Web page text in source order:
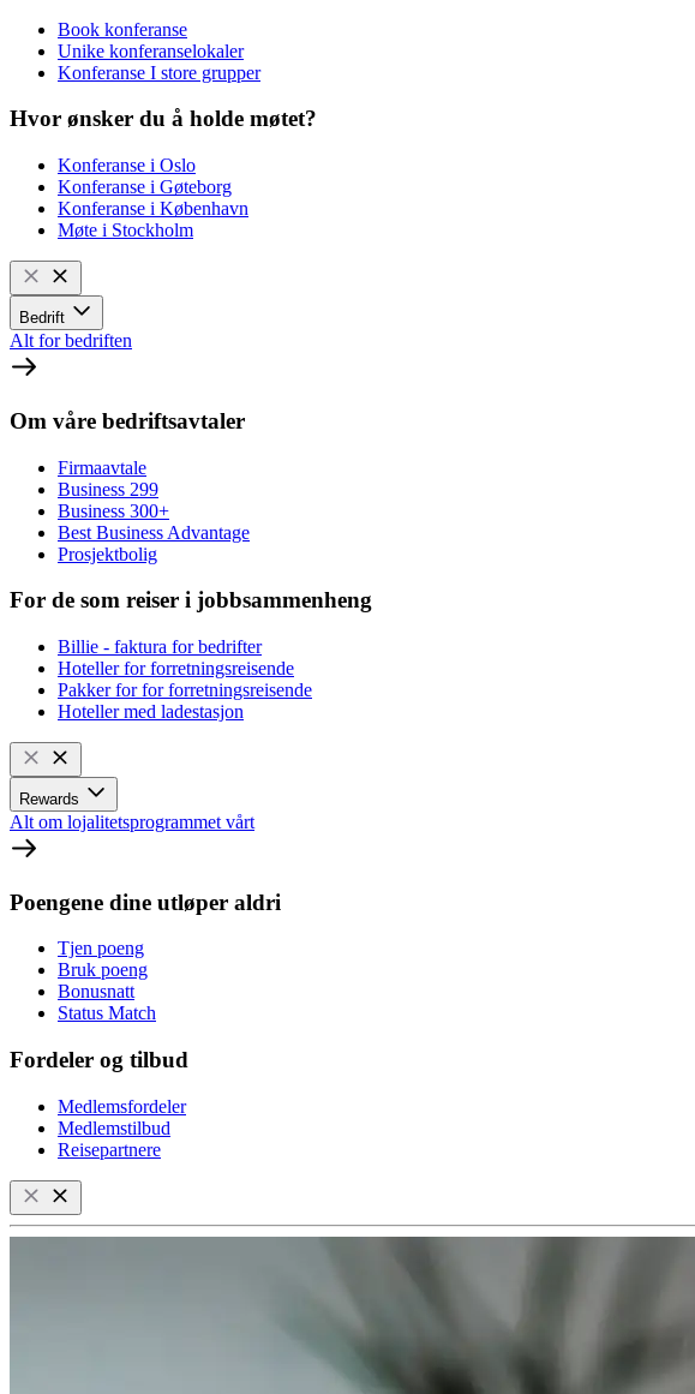
Book konferanse
Unike konferanselokaler
Konferanse I store grupper
Hvor ønsker du å holde møtet?
Konferanse i Oslo
Konferanse i Gøteborg
Konferanse i København
Møte i Stockholm
Bedrift
Alt for bedriften
Om våre bedriftsavtaler
Firmaavtale
Business 299
Business 300+
Best Business Advantage
Prosjektbolig
For de som reiser i jobbsammenheng
Billie - faktura for bedrifter
Hoteller for forretningsreisende
Pakker for for forretningsreisende
Hoteller med ladestasjon
Rewards
Alt om lojalitetsprogrammet vårt
Poengene dine utløper aldri
Tjen poeng
Bruk poeng
Bonusnatt
Status Match
Fordeler og tilbud
Medlemsfordeler
Medlemstilbud
Reisepartnere